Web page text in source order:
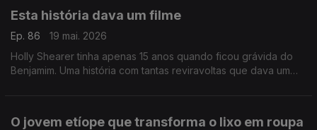
Esta história dava um filme
Ep. 86
19 mai. 2026
Holly Shearer tinha apenas 15 anos quando ficou grávida do
Benjamim. Uma história com tantas reviravoltas que dava um
O jovem etíope que transforma o lixo em roupa